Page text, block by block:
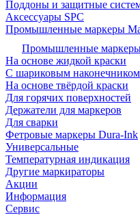
Поддоны и защитные
Аксессуары SPC
Промышленные маркеры
Промышленные
На основе жидкой краски
С шариковым наконечником
На основе твёрдой краски
Для горячих поверхностей
Держатели для маркеров
Для сварки
Фетровые маркеры Dura-Ink
Универсальные
Температурная индикация
Другие маркираторы
Акции
Информация
Сервис